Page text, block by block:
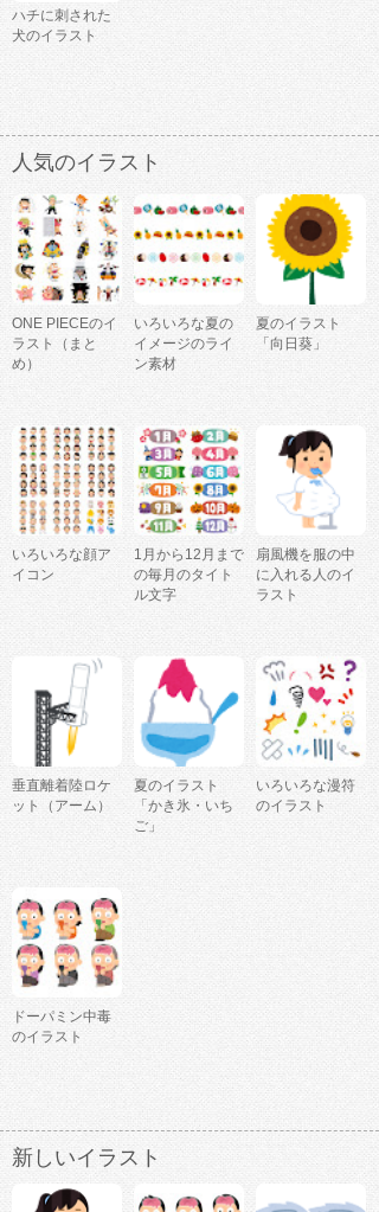
ハチに刺された
犬のイラスト
人気のイラスト
ONE PIECEのイ
ラスト（まと
め）
いろいろな夏の
イメージのライ
ン素材
夏のイラスト
「向日葵」
いろいろな顔ア
イコン
1月から12月まで
の毎月のタイト
ル文字
扇風機を服の中
に入れる人のイ
ラスト
垂直離着陸ロケ
ット（アーム）
夏のイラスト
「かき氷・いち
ご」
いろいろな漫符
のイラスト
ドーパミン中毒
のイラスト
新しいイラスト